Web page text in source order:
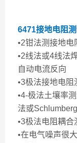
6471接地电阻
•2钳法测接地
•2线法或4线法
自动电流反向
•3极法接地电
•4-极法土壤率
法或
•3极法电阻耦合
•在电气噪声很